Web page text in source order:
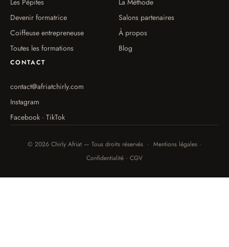
Les Pépites
Devenir formatrice
Coiffeuse entrepreneuse
Toutes les formations
La Méthode
Salons partenaires
À propos
Blog
CONTACT
contact@afriatchirly.com
Instagram
Facebook · TikTok
© 2026 Chirly Afriat — Tous droits réservés · Mentions légales ·
Confidentialité · CGV